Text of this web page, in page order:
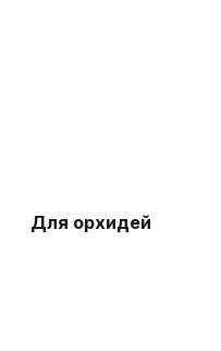
Для орхидей